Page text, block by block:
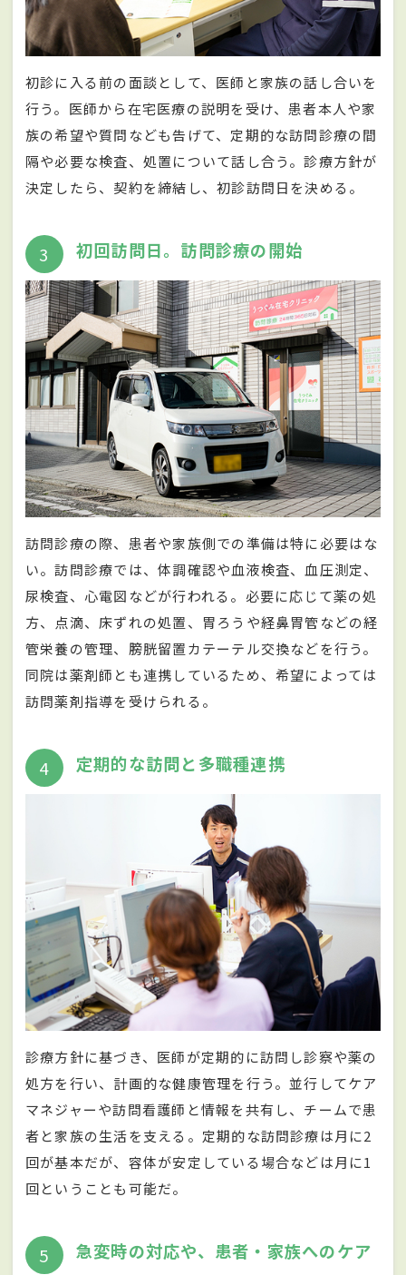
初診に入る前の面談として、医師と家族の話し合いを
行う。医師から在宅医療の説明を受け、患者本人や家
族の希望や質問なども告げて、定期的な訪問診療の間
隔や必要な検査、処置について話し合う。診療方針が
決定したら、契約を締結し、初診訪問日を決める。
3 初回訪問日。訪問診療の開始
訪問診療の際、患者や家族側での準備は特に必要はな
い。訪問診療では、体調確認や血液検査、血圧測定、
尿検査、心電図などが行われる。必要に応じて薬の処
方、点滴、床ずれの処置、胃ろうや経鼻胃管などの経
管栄養の管理、膀胱留置カテーテル交換などを行う。
同院は薬剤師とも連携しているため、希望によっては
訪問薬剤指導を受けられる。
4 定期的な訪問と多職種連携
診療方針に基づき、医師が定期的に訪問し診察や薬の
処方を行い、計画的な健康管理を行う。並行してケア
マネジャーや訪問看護師と情報を共有し、チームで患
者と家族の生活を支える。定期的な訪問診療は月に2
回が基本だが、容体が安定している場合などは月に1
回ということも可能だ。
5 急変時の対応や、患者・家族へのケア